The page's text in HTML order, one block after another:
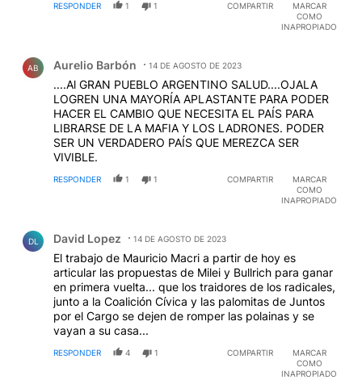
RESPONDER 1 1 COMPARTIR
MARCAR
COMO
INAPROPIADO
AB Aurelio Barbón 14 DE AGOSTO DE 2023
....Al GRAN PUEBLO ARGENTINO SALUD....OJALA
LOGREN UNA MAYORÍA APLASTANTE PARA PODER
HACER EL CAMBIO QUE NECESITA EL PAÍS PARA
LIBRARSE DE LA MAFIA Y LOS LADRONES. PODER
SER UN VERDADERO PAÍS QUE MEREZCA SER
VIVIBLE.
RESPONDER 1 1 COMPARTIR
MARCAR
COMO
INAPROPIADO
DL David Lopez 14 DE AGOSTO DE 2023
El trabajo de Mauricio Macri a partir de hoy es
articular las propuestas de Milei y Bullrich para ganar
en primera vuelta... que los traidores de los radicales,
junto a la Coalición Cívica y las palomitas de Juntos
por el Cargo se dejen de romper las polainas y se
vayan a su casa...
RESPONDER 4 1 COMPARTIR
MARCAR
COMO
INAPROPIADO